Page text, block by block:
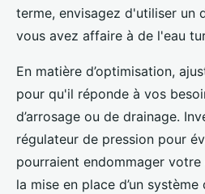
terme, envisagez d'utiliser un
vous avez affaire à de l'eau
En matière d’optimisation,
pour qu'il réponde à vos
d’arrosage ou de drainage.
régulateur de pression pour
pourraient endommager votre
la mise en place d’un